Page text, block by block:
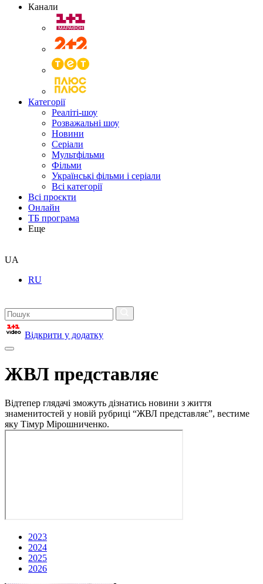
Канали
Категорії
Реаліті-шоу
Розважальні шоу
Новини
Серіали
Мультфільми
Фільми
Українські фільми і серіали
Всі категорії
Всі проєкти
Онлайн
ТБ програма
Еще
UA
RU
Відкрити у додатку
ЖВЛ представляє
Відтепер глядачі зможуть дізнатись новини з життя
знаменитостей у новій рубриці “ЖВЛ представляє”, вестиме
яку Тімур Мірошниченко.
2023
2024
2025
2026